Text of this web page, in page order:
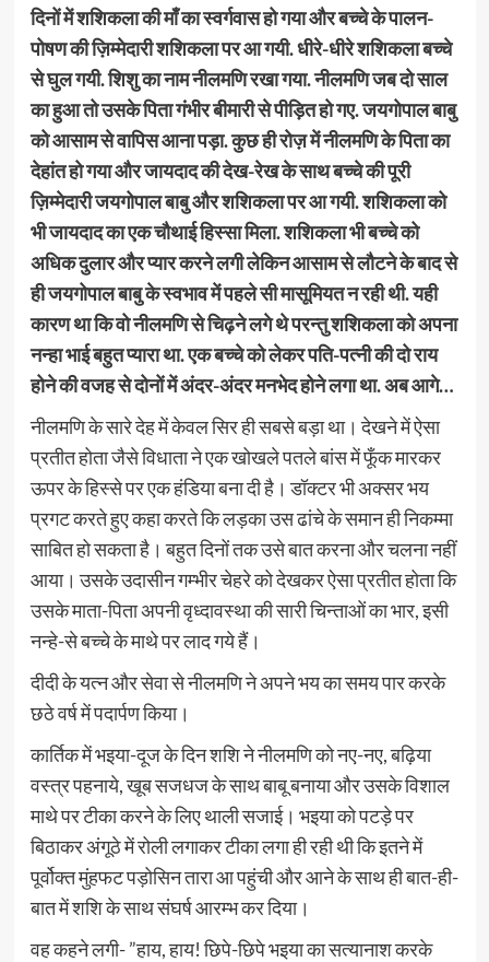
दिनों में शशिकला की माँ का स्वर्गवास हो गया और बच्चे के पालन-
पोषण की ज़िम्मेदारी शशिकला पर आ गयी. धीरे-धीरे शशिकला बच्चे
से घुल गयी. शिशु का नाम नीलमणि रखा गया. नीलमणि जब दो साल
का हुआ तो उसके पिता गंभीर बीमारी से पीड़ित हो गए. जयगोपाल बाबु
को आसाम से वापिस आना पड़ा. कुछ ही रोज़ में नीलमणि के पिता का
देहांत हो गया और जायदाद की देख-रेख के साथ बच्चे की पूरी
ज़िम्मेदारी जयगोपाल बाबु और शशिकला पर आ गयी. शशिकला को
भी जायदाद का एक चौथाई हिस्सा मिला. शशिकला भी बच्चे को
अधिक दुलार और प्यार करने लगी लेकिन आसाम से लौटने के बाद से
ही जयगोपाल बाबु के स्वभाव में पहले सी मासूमियत न रही थी. यही
कारण था कि वो नीलमणि से चिढ़ने लगे थे परन्तु शशिकला को अपना
नन्हा भाई बहुत प्यारा था. एक बच्चे को लेकर पति-पत्नी की दो राय
होने की वजह से दोनों में अंदर-अंदर मनभेद होने लगा था. अब आगे…
नीलमणि के सारे देह में केवल सिर ही सबसे बड़ा था। देखने में ऐसा
प्रतीत होता जैसे विधाता ने एक खोखले पतले बांस में फूँक मारकर
ऊपर के हिस्से पर एक हंडिया बना दी है। डॉक्टर भी अक्सर भय
प्रगट करते हुए कहा करते कि लड़का उस ढांचे के समान ही निकम्मा
साबित हो सकता है। बहुत दिनों तक उसे बात करना और चलना नहीं
आया। उसके उदासीन गम्भीर चेहरे को देखकर ऐसा प्रतीत होता कि
उसके माता-पिता अपनी वृध्दावस्था की सारी चिन्ताओं का भार, इसी
नन्हे-से बच्चे के माथे पर लाद गये हैं।
दीदी के यत्‍न और सेवा से नीलमणि ने अपने भय का समय पार करके
छठे वर्ष में पदार्पण किया।
कार्तिक में भइया-दूज के दिन शशि ने नीलमणि को नए-नए, बढ़िया
वस्त्र पहनाये, खूब सजधज के साथ बाबू बनाया और उसके विशाल
माथे पर टीका करने के लिए थाली सजाई। भइया को पटड़े पर
बिठाकर अंगूठे में रोली लगाकर टीका लगा ही रही थी कि इतने में
पूर्वोक्त मुंहफट पड़ोसिन तारा आ पहुंची और आने के साथ ही बात-ही-
बात में शशि के साथ संघर्ष आरम्भ कर दिया।
वह कहने लगी- ”हाय, हाय! छिपे-छिपे भइया का सत्यानाश करके